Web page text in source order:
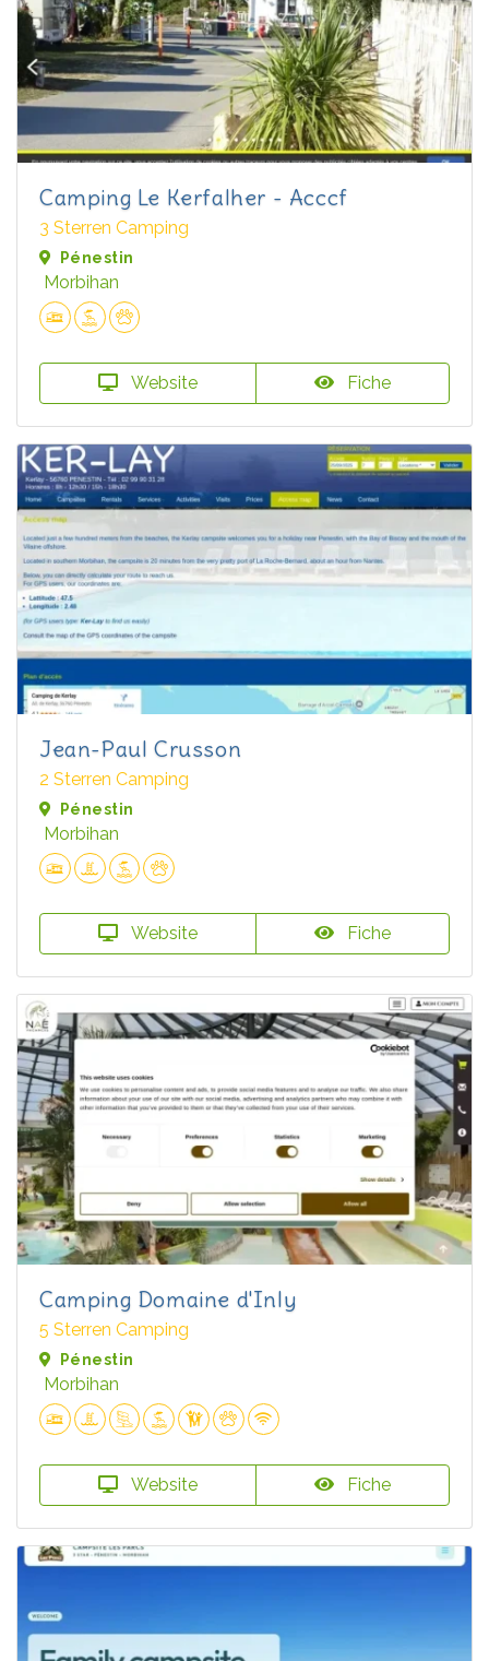
Camping Le Kerfalher - Acccf
3 Sterren Camping
Pénestin
Morbihan
Website Fiche
Jean-Paul Crusson
2 Sterren Camping
Pénestin
Morbihan
Website Fiche
Camping Domaine d'Inly
5 Sterren Camping
Pénestin
Morbihan
Website Fiche